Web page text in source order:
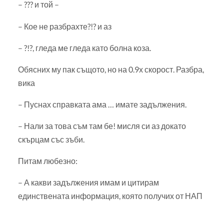
– ??? и той –
– Кое не разбрахте?!? и аз
– ?!?, гледа ме гледа като болна коза.
Обясних му пак същото, но на 0.9х скорост. Разбра,
вика
– Пуснах справката ама … имате задължения.
– Нали за това съм там бе! мисля си аз докато
скърцам със зъби.
Питам любезно:
– А какви задължения имам и цитирам
единствената информация, която получих от НАП